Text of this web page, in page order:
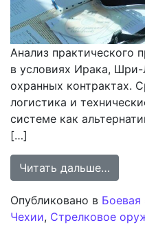
Анализ практического
в условиях Ирака,
охранных контрактах.
логистика и
системе как
[…]
Читать дальше…
Опубликовано в Боевая
Чехии, Стрелковое